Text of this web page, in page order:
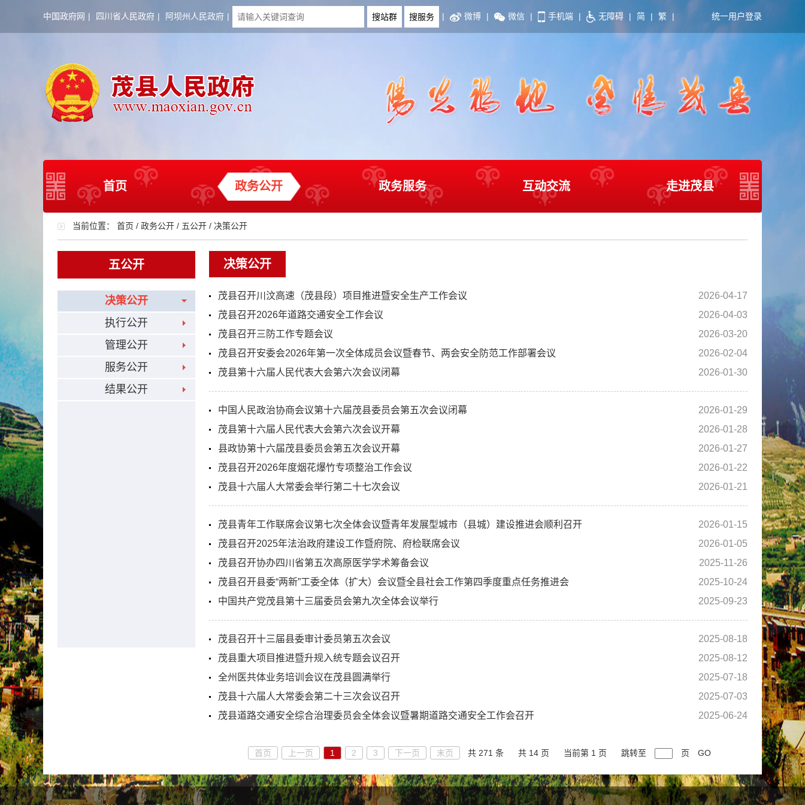
中国政府网 | 四川省人民政府 | 阿坝州人民政府 | | 微博 | 微信 | 手机端 | 无障碍 | 简 | 繁 | 统一用户登录
首页 政务公开 政务服务 互动交流 走进茂县
当前位置： 首页 / 政务公开 / 五公开 / 决策公开
五公开
决策公开
执行公开
管理公开
服务公开
结果公开
决策公开
茂县召开川汶高速（茂县段）项目推进暨安全生产工作会议
2026-04-17
茂县召开2026年道路交通安全工作会议
2026-04-03
茂县召开三防工作专题会议
2026-03-20
茂县召开安委会2026年第一次全体成员会议暨春节、两会安全防范工作部署会议
2026-02-04
茂县第十六届人民代表大会第六次会议闭幕
2026-01-30
中国人民政治协商会议第十六届茂县委员会第五次会议闭幕
2026-01-29
茂县第十六届人民代表大会第六次会议开幕
2026-01-28
县政协第十六届茂县委员会第五次会议开幕
2026-01-27
茂县召开2026年度烟花爆竹专项整治工作会议
2026-01-22
茂县十六届人大常委会举行第二十七次会议
2026-01-21
茂县青年工作联席会议第七次全体会议暨青年发展型城市（县城）建设推进会顺利召开
2026-01-15
茂县召开2025年法治政府建设工作暨府院、府检联席会议
2026-01-05
茂县召开协办四川省第五次高原医学学术筹备会议
2025-11-26
茂县召开县委“两新”工委全体（扩大）会议暨全县社会工作第四季度重点任务推进会
2025-10-24
中国共产党茂县第十三届委员会第九次全体会议举行
2025-09-23
茂县召开十三届县委审计委员第五次会议
2025-08-18
茂县重大项目推进暨升规入统专题会议召开
2025-08-12
全州医共体业务培训会议在茂县圆满举行
2025-07-18
茂县十六届人大常委会第二十三次会议召开
2025-07-03
茂县道路交通安全综合治理委员会全体会议暨暑期道路交通安全工作会召开
2025-06-24
首页 上一页 1 2 3 下一页 末页 共 271 条 共 14 页 当前第 1 页 跳转至 页 GO